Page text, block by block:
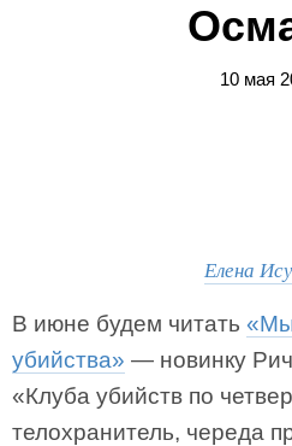
10 мая
Елена
В июне будем читать
убийства» — новинку
«Клуба убийств по
телохранитель, череда